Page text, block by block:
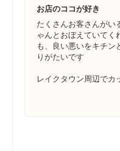
お店のココが好き
たくさんお客さんがい
ゃんとおぼえていて
も、良い悪いをキチン
りがたいです
レイクタウン周辺でカ